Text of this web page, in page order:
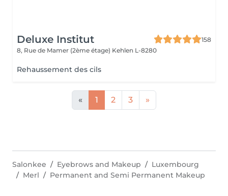
Deluxe Institut
158
8, Rue de Mamer (2ème étage) Kehlen L-8280
Rehaussement des cils
« 1 2 3 »
Salonkee Eyebrows and Makeup
Luxembourg
Merl
Permanent and Semi Permanent Makeup